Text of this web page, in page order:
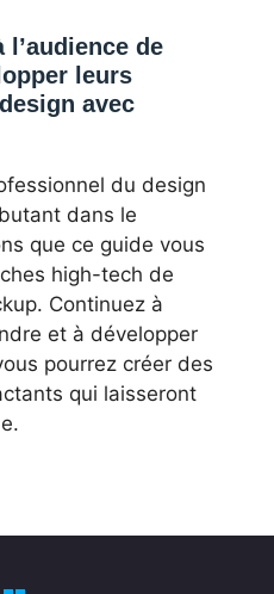
l’audience de
leurs
avec
du design
dans le
que ce guide vous
high-tech de
Continuez à
et à développer
pourrez créer des
qui laisseront